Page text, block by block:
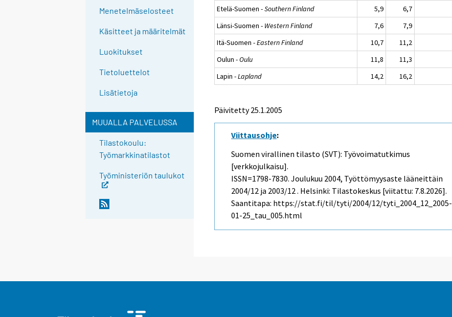
Menetelmäselosteet
Käsitteet ja määritelmät
Luokitukset
Tietoluettelot
Lisätietoja
MUUALLA PALVELUSSA
Tilastokoulu:
Työmarkkinatilastot
Työministeriön taulukot
Etelä-Suomen -Southern Finland 5,9 6,7
Länsi-Suomen - Western Finland 7,6 7,9
Itä-Suomen -Eastern Finland 10,7 11,2
Oulun -Oulu 11,8 11,3
Lapin -Lapland 14,2 16,2
Päivitetty25.1.2005
Viittausohje:
Suomen virallinen tilasto (SVT): Työvoimatutkimus
[verkkojulkaisu].
ISSN=1798-7830.Joulukuu 2004, Työttömyysaste lääneittäin
2004/12 ja 2003/12 . Helsinki: Tilastokeskus [viitattu: 7.8.2026].
Saantitapa: https://stat.fi/til/tyti/2004/12/tyti_2004_12_2005-
01-25_tau_005.html